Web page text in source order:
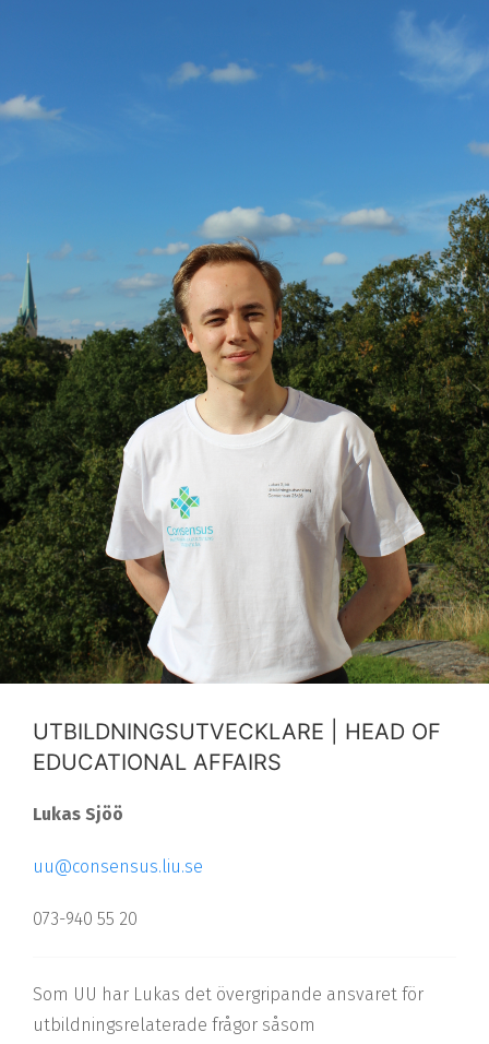
UTBILDNINGSUTVECKLARE | HEAD OF
EDUCATIONAL AFFAIRS
Lukas Sjöö
uu@consensus.liu.se
073-940 55 20
Som UU har Lukas det övergripande ansvaret för
utbildningsrelaterade frågor såsom